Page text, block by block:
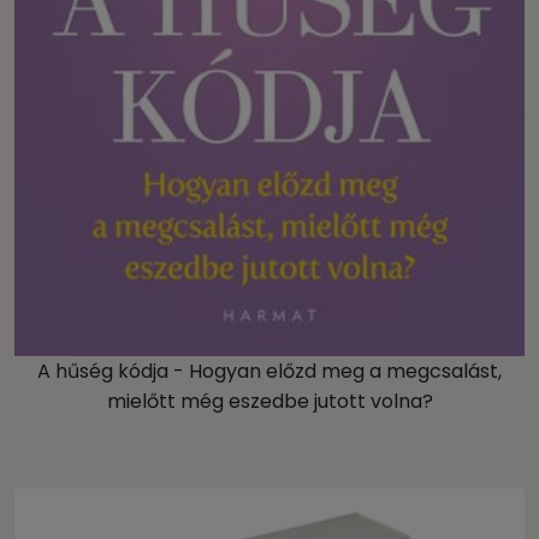
A hűség kódja - Hogyan előzd meg a megcsalást,
mielőtt még eszedbe jutott volna?